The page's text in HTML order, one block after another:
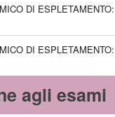
DI
DI
agli esami